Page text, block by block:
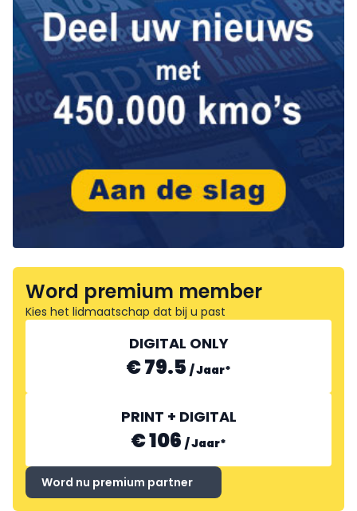
Word premium member
Kies het lidmaatschap dat bij u past
DIGITAL ONLY
€ 79.5 /Jaar*
PRINT + DIGITAL
€ 106 /Jaar*
Word nu premium partner